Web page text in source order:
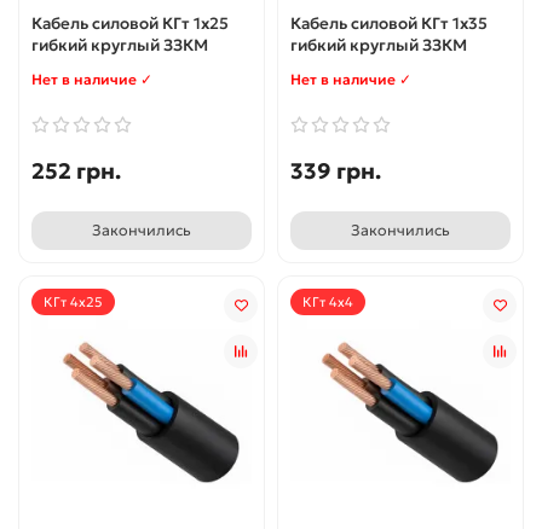
Кабель силовой КГт 1x25
гибкий круглый ЗЗКМ
Нет в наличие ✓
252 грн.
Закончились
Кабель силовой КГт 1x35
гибкий круглый ЗЗКМ
Нет в наличие ✓
339 грн.
Закончились
КГт 4x25 КГт 4x4